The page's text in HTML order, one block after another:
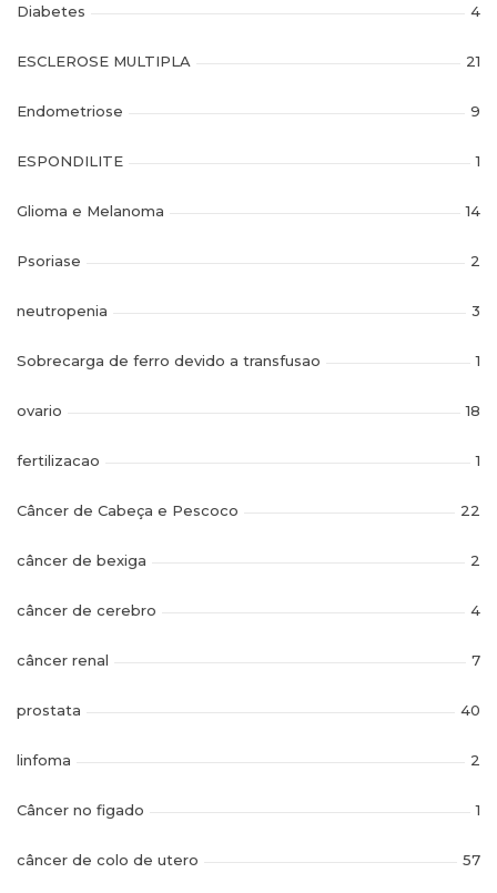
Diabetes 4
ESCLEROSE MULTIPLA 21
Endometriose 9
ESPONDILITE 1
Glioma e Melanoma 14
Psoriase 2
neutropenia 3
Sobrecarga de ferro devido a transfusao 1
ovario 18
fertilizacao 1
Câncer de Cabeça e Pescoco 22
câncer de bexiga 2
câncer de cerebro 4
câncer renal 7
prostata 40
linfoma 2
Câncer no figado 1
câncer de colo de utero 57